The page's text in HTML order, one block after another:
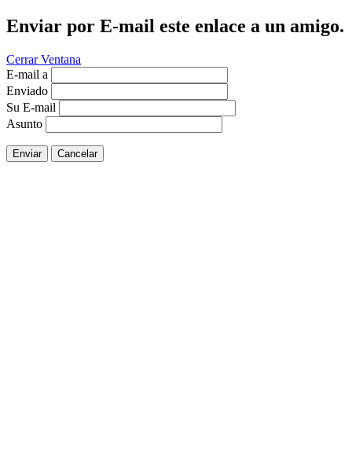
Enviar por E-mail este enlace a un amigo.
Cerrar Ventana
E-mail a
Enviado
Su E-mail
Asunto
Enviar Cancelar